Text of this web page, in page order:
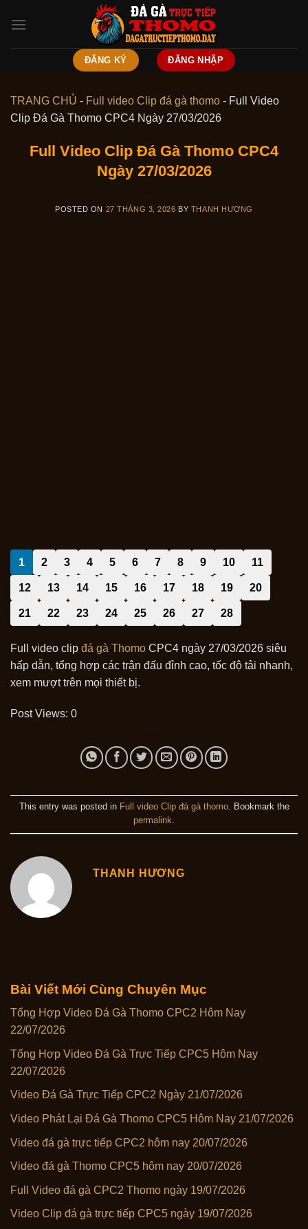
ĐĂNG KÝ ĐĂNG NHẬP
Bài Viết Mới Cùng Chuyên Mục
Tổng Hợp Video Đá Gà Thomo CPC2 Hôm Nay
22/07/2026
Tổng Hợp Video Đá Gà Trực Tiếp CPC5 Hôm Nay
22/07/2026
Video Đá Gà Trực Tiếp CPC2 Ngày 21/07/2026
Video Phát Lại Đá Gà Thomo CPC5 Hôm Nay 21/07/2026
Video đá gà trực tiếp CPC2 hôm nay 20/07/2026
Video đá gà Thomo CPC5 hôm nay 20/07/2026
Full Video đá gà CPC2 Thomo ngày 19/07/2026
Video Clip đá gà trực tiếp CPC5 ngày 19/07/2026
TRANG CHỦ - Full video Clip đá gà thomo - Full Video
Clip Đá Gà Thomo CPC4 Ngày 27/03/2026
Full Video Clip Đá Gà Thomo CPC4
Ngày 27/03/2026
POSTED ON 27 THÁNG 3, 2026 BY THANH HƯƠNG
1 2 3 4 5 6 7 8 9 10 11
12 13 14 15 16 17 18 19 20
21 22 23 24 25 26 27 28
Full video clip đá gà Thomo CPC4 ngày 27/03/2026 siêu
hấp dẫn, tổng hợp các trận đấu đỉnh cao, tốc độ tải nhanh,
xem mượt trên mọi thiết bị.
Post Views: 0
This entry was posted in Full video Clip đá gà thomo. Bookmark the
permalink
THANH HƯƠNG